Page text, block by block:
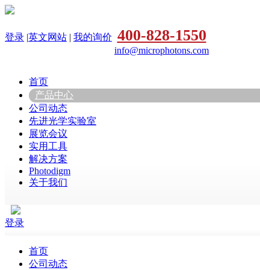
登录 |英文网站 | 我的询价 400-828-1550
info@microphotons.com
首页
产品中心
公司动态
先进光学实验室
展览会议
实用工具
解决方案
Photodigm
关于我们
登录
首页
公司动态